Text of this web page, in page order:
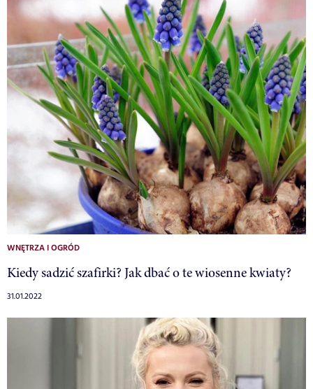
WNĘTRZA I OGRÓD
Kiedy sadzić szafirki? Jak dbać o te wiosenne kwiaty?
31.01.2022